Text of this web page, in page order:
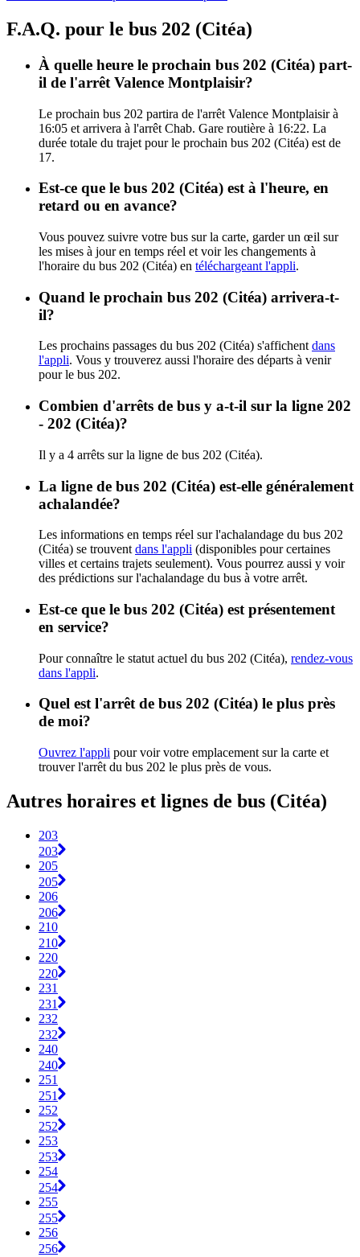
F.A.Q. pour le bus 202 (Citéa)
À quelle heure le prochain bus 202 (Citéa) part-
il de l'arrêt Valence Montplaisir?
Le prochain bus 202 partira de l'arrêt Valence Montplaisir à
16:05 et arrivera à l'arrêt Chab. Gare routière à 16:22. La
durée totale du trajet pour le prochain bus 202 (Citéa) est de
17.
Est-ce que le bus 202 (Citéa) est à l'heure, en
retard ou en avance?
Vous pouvez suivre votre bus sur la carte, garder un œil sur
les mises à jour en temps réel et voir les changements à
l'horaire du bus 202 (Citéa) en téléchargeant l'appli.
Quand le prochain bus 202 (Citéa) arrivera-t-
il?
Les prochains passages du bus 202 (Citéa) s'affichent dans
l'appli. Vous y trouverez aussi l'horaire des départs à venir
pour le bus 202.
Combien d'arrêts de bus y a-t-il sur la ligne 202
- 202 (Citéa)?
Il y a 4 arrêts sur la ligne de bus 202 (Citéa).
La ligne de bus 202 (Citéa) est-elle généralement
achalandée?
Les informations en temps réel sur l'achalandage du bus 202
(Citéa) se trouvent dans l'appli (disponibles pour certaines
villes et certains trajets seulement). Vous pourrez aussi y voir
des prédictions sur l'achalandage du bus à votre arrêt.
Est-ce que le bus 202 (Citéa) est présentement
en service?
Pour connaître le statut actuel du bus 202 (Citéa), rendez-vous
dans l'appli.
Quel est l'arrêt de bus 202 (Citéa) le plus près
de moi?
Ouvrez l'appli pour voir votre emplacement sur la carte et
trouver l'arrêt du bus 202 le plus près de vous.
Autres horaires et lignes de bus (Citéa)
203
203
205
205
206
206
210
210
220
220
231
231
232
232
240
240
251
251
252
252
253
253
254
254
255
255
256
256